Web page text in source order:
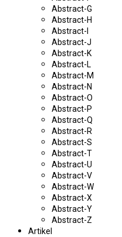
Abstract-G
Abstract-H
Abstract-I
Abstract-J
Abstract-K
Abstract-L
Abstract-M
Abstract-N
Abstract-O
Abstract-P
Abstract-Q
Abstract-R
Abstract-S
Abstract-T
Abstract-U
Abstract-V
Abstract-W
Abstract-X
Abstract-Y
Abstract-Z
Artikel